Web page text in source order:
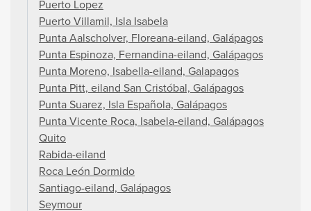
Puerto Lopez
Puerto Villamil, Isla Isabela
Punta Aalscholver, Floreana-eiland, Galápagos
Punta Espinoza, Fernandina-eiland, Galápagos
Punta Moreno, Isabella-eiland, Galapagos
Punta Pitt, eiland San Cristóbal, Galápagos
Punta Suarez, Isla Española, Galápagos
Punta Vicente Roca, Isabela-eiland, Galápagos
Quito
Rabida-eiland
Roca León Dormido
Santiago-eiland, Galápagos
Seymour